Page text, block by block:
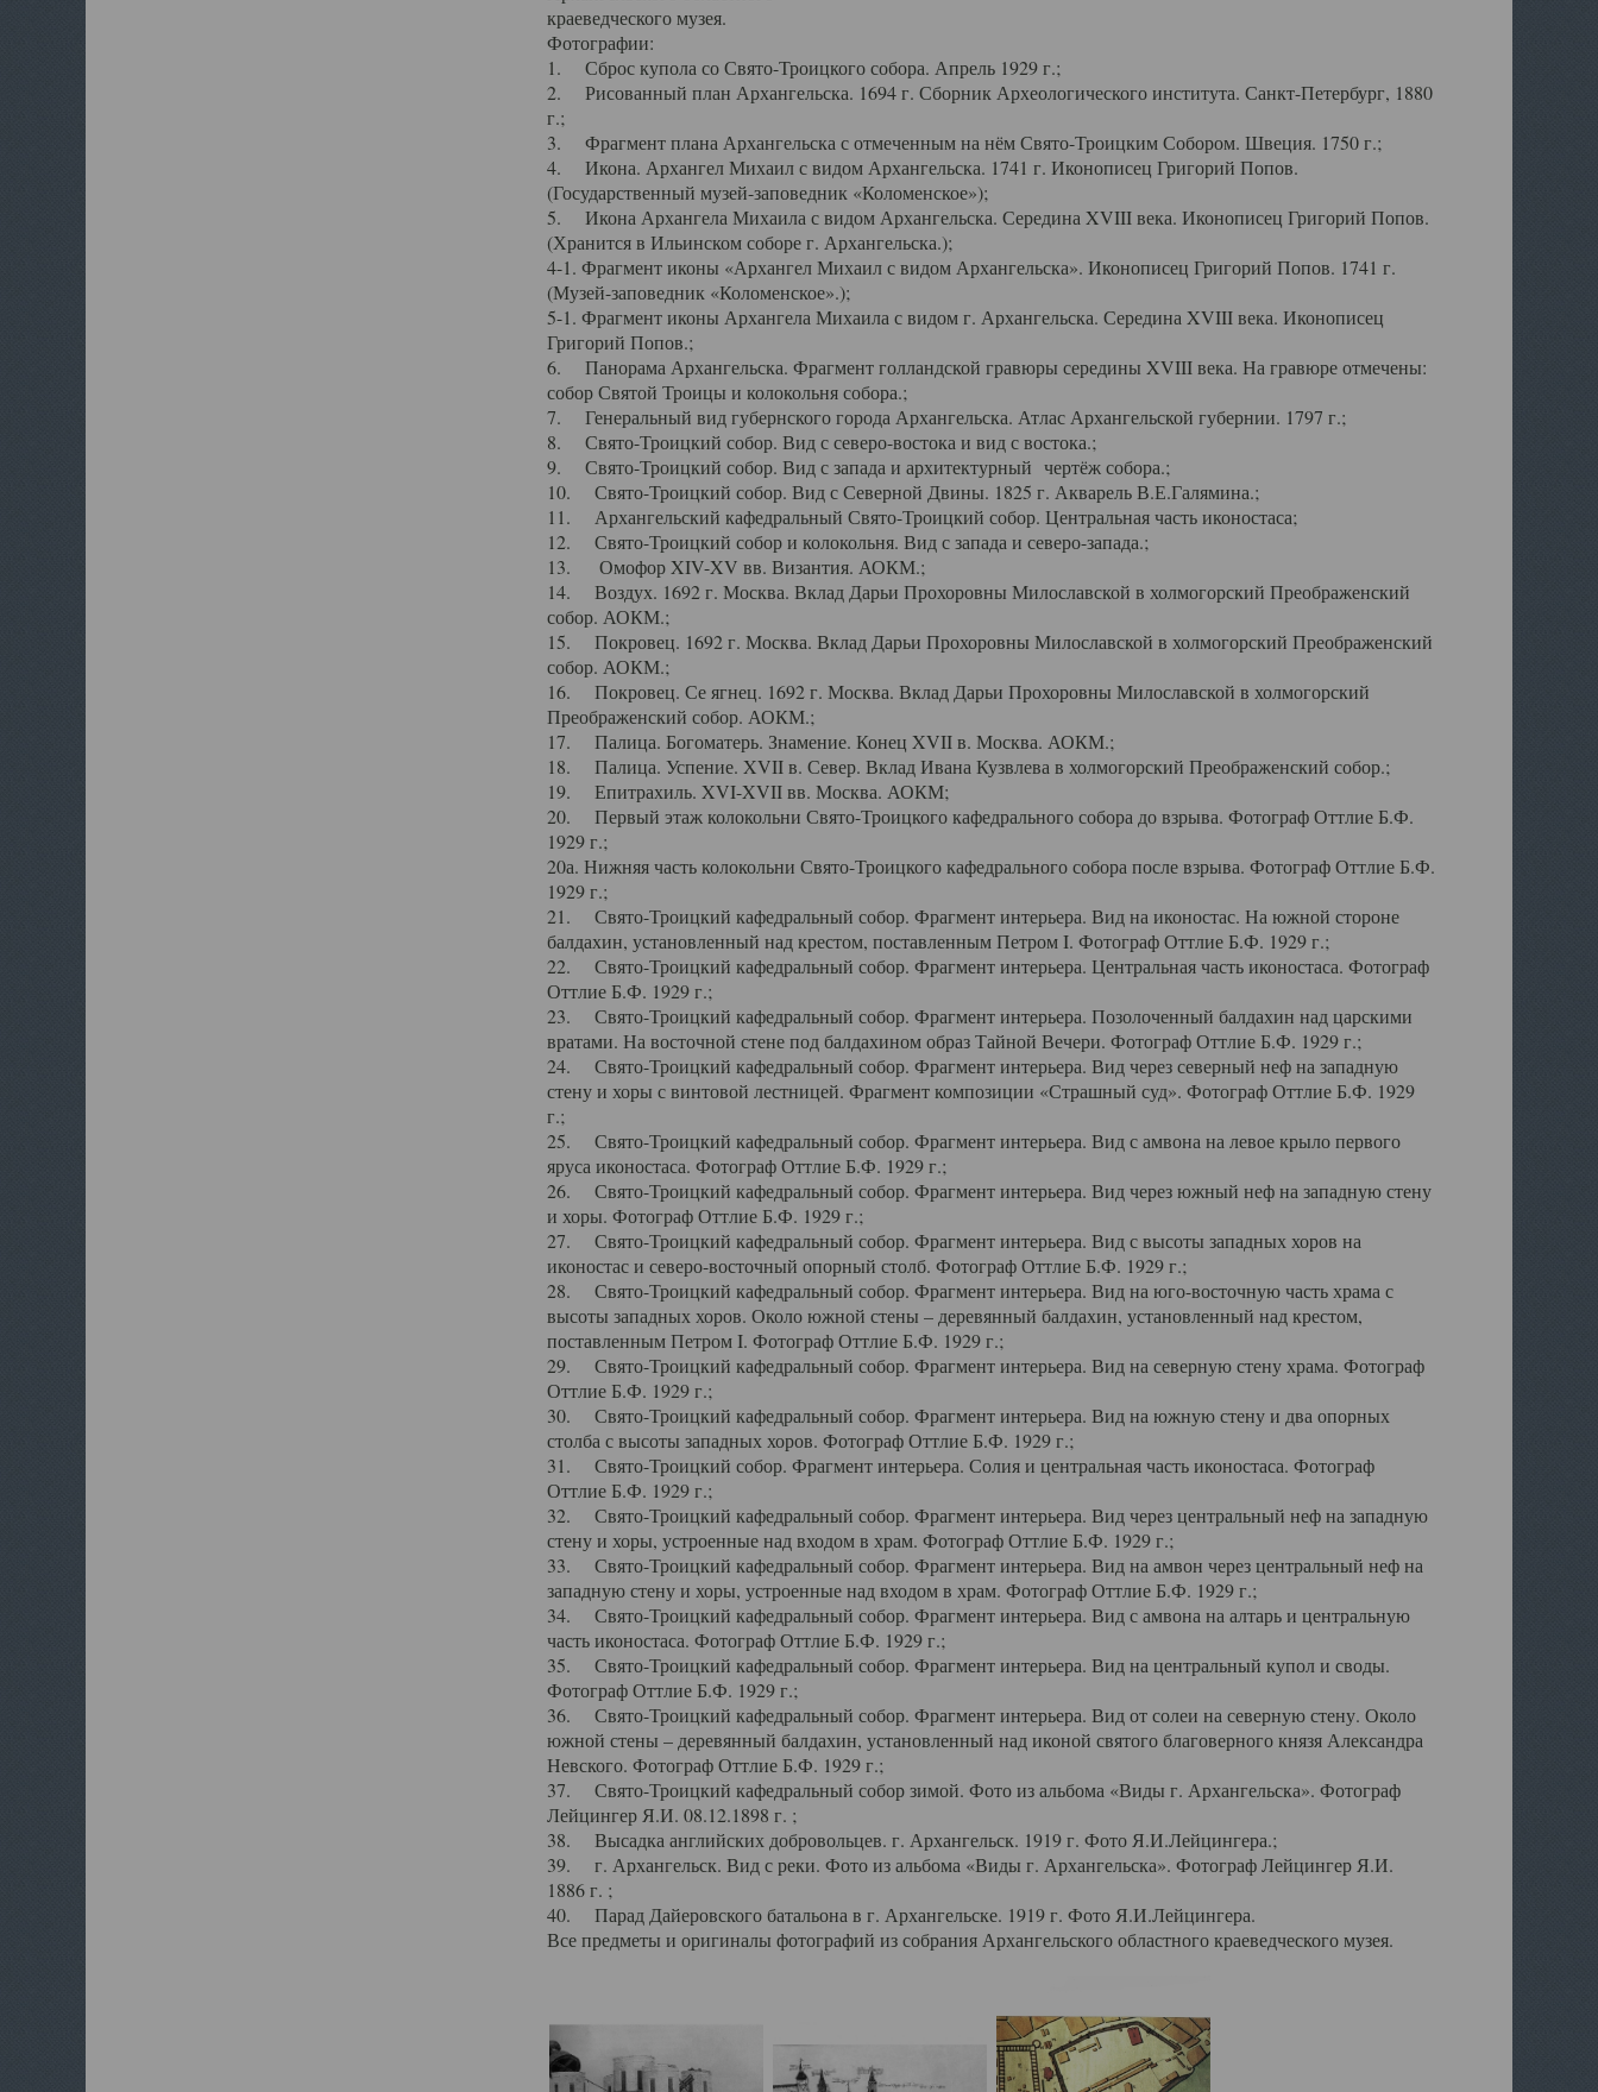
краеведческого музея.
Фотографии:
1. Сброс купола со Свято-Троицкого собора. Апрель 1929 г.;
2. Рисованный план Архангельска. 1694 г. Сборник Археологического института. Санкт-Петербург, 1880
г.;
3. Фрагмент плана Архангельска с отмеченным на нём Свято-Троицким Собором. Швеция. 1750 г.;
4. Икона. Архангел Михаил с видом Архангельска. 1741 г. Иконописец Григорий Попов.
(Государственный музей-заповедник «Коломенское»);
5. Икона Архангела Михаила с видом Архангельска. Середина XVIII века. Иконописец Григорий Попов.
(Хранится в Ильинском соборе г. Архангельска.);
4-1. Фрагмент иконы «Архангел Михаил с видом Архангельска». Иконописец Григорий Попов. 1741 г.
(Музей-заповедник «Коломенское».);
5-1. Фрагмент иконы Архангела Михаила с видом г. Архангельска. Середина XVIII века. Иконописец
Григорий Попов.;
6. Панорама Архангельска. Фрагмент голландской гравюры середины XVIII века. На гравюре отмечены:
собор Святой Троицы и колокольня собора.;
7. Генеральный вид губернского города Архангельска. Атлас Архангельской губернии. 1797 г.;
8. Свято-Троицкий собор. Вид с северо-востока и вид с востока.;
9. Свято-Троицкий собор. Вид с запада и архитектурный чертёж собора.;
10. Свято-Троицкий собор. Вид с Северной Двины. 1825 г. Акварель В.Е.Галямина.;
11. Архангельский кафедральный Свято-Троицкий собор. Центральная часть иконостаса;
12. Свято-Троицкий собор и колокольня. Вид с запада и северо-запада.;
13. Омофор XIV-XV вв. Византия. АОКМ.;
14. Воздух. 1692 г. Москва. Вклад Дарьи Прохоровны Милославской в холмогорский Преображенский
собор. АОКМ.;
15. Покровец. 1692 г. Москва. Вклад Дарьи Прохоровны Милославской в холмогорский Преображенский
собор. АОКМ.;
16. Покровец. Се ягнец. 1692 г. Москва. Вклад Дарьи Прохоровны Милославской в холмогорский
Преображенский собор. АОКМ.;
17. Палица. Богоматерь. Знамение. Конец XVII в. Москва. АОКМ.;
18. Палица. Успение. XVII в. Север. Вклад Ивана Кузвлева в холмогорский Преображенский собор.;
19. Епитрахиль. XVI-XVII вв. Москва. АОКМ;
20. Первый этаж колокольни Свято-Троицкого кафедрального собора до взрыва. Фотограф Оттлие Б.Ф.
1929 г.;
20а. Нижняя часть колокольни Свято-Троицкого кафедрального собора после взрыва. Фотограф Оттлие Б.Ф.
1929 г.;
21. Свято-Троицкий кафедральный собор. Фрагмент интерьера. Вид на иконостас. На южной стороне
балдахин, установленный над крестом, поставленным Петром I. Фотограф Оттлие Б.Ф. 1929 г.;
22. Свято-Троицкий кафедральный собор. Фрагмент интерьера. Центральная часть иконостаса. Фотограф
Оттлие Б.Ф. 1929 г.;
23. Свято-Троицкий кафедральный собор. Фрагмент интерьера. Позолоченный балдахин над царскими
вратами. На восточной стене под балдахином образ Тайной Вечери. Фотограф Оттлие Б.Ф. 1929 г.;
24. Свято-Троицкий кафедральный собор. Фрагмент интерьера. Вид через северный неф на западную
стену и хоры с винтовой лестницей. Фрагмент композиции «Страшный суд». Фотограф Оттлие Б.Ф. 1929
г.;
25. Свято-Троицкий кафедральный собор. Фрагмент интерьера. Вид с амвона на левое крыло первого
яруса иконостаса. Фотограф Оттлие Б.Ф. 1929 г.;
26. Свято-Троицкий кафедральный собор. Фрагмент интерьера. Вид через южный неф на западную стену
и хоры. Фотограф Оттлие Б.Ф. 1929 г.;
27. Свято-Троицкий кафедральный собор. Фрагмент интерьера. Вид с высоты западных хоров на
иконостас и северо-восточный опорный столб. Фотограф Оттлие Б.Ф. 1929 г.;
28. Свято-Троицкий кафедральный собор. Фрагмент интерьера. Вид на юго-восточную часть храма с
высоты западных хоров. Около южной стены – деревянный балдахин, установленный над крестом,
поставленным Петром I. Фотограф Оттлие Б.Ф. 1929 г.;
29. Свято-Троицкий кафедральный собор. Фрагмент интерьера. Вид на северную стену храма. Фотограф
Оттлие Б.Ф. 1929 г.;
30. Свято-Троицкий кафедральный собор. Фрагмент интерьера. Вид на южную стену и два опорных
столба с высоты западных хоров. Фотограф Оттлие Б.Ф. 1929 г.;
31. Свято-Троицкий собор. Фрагмент интерьера. Солия и центральная часть иконостаса. Фотограф
Оттлие Б.Ф. 1929 г.;
32. Свято-Троицкий кафедральный собор. Фрагмент интерьера. Вид через центральный неф на западную
стену и хоры, устроенные над входом в храм. Фотограф Оттлие Б.Ф. 1929 г.;
33. Свято-Троицкий кафедральный собор. Фрагмент интерьера. Вид на амвон через центральный неф на
западную стену и хоры, устроенные над входом в храм. Фотограф Оттлие Б.Ф. 1929 г.;
34. Свято-Троицкий кафедральный собор. Фрагмент интерьера. Вид с амвона на алтарь и центральную
часть иконостаса. Фотограф Оттлие Б.Ф. 1929 г.;
35. Свято-Троицкий кафедральный собор. Фрагмент интерьера. Вид на центральный купол и своды.
Фотограф Оттлие Б.Ф. 1929 г.;
36. Свято-Троицкий кафедральный собор. Фрагмент интерьера. Вид от солеи на северную стену. Около
южной стены – деревянный балдахин, установленный над иконой святого благоверного князя Александра
Невского. Фотограф Оттлие Б.Ф. 1929 г.;
37. Свято-Троицкий кафедральный собор зимой. Фото из альбома «Виды г. Архангельска». Фотограф
Лейцингер Я.И. 08.12.1898 г. ;
38. Высадка английских добровольцев. г. Архангельск. 1919 г. Фото Я.И.Лейцингера.;
39. г. Архангельск. Вид с реки. Фото из альбома «Виды г. Архангельска». Фотограф Лейцингер Я.И.
1886 г. ;
40. Парад Дайеровского батальона в г. Архангельске. 1919 г. Фото Я.И.Лейцингера.
Все предметы и оригиналы фотографий из собрания Архангельского областного краеведческого музея.